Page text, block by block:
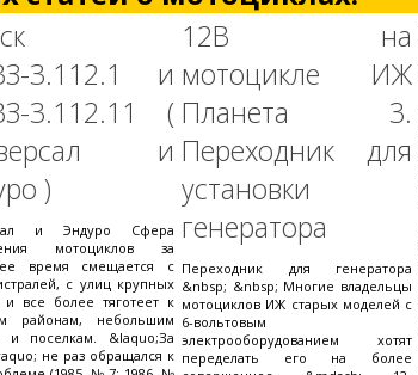
3.112.1 и
3.112.11 (
и
)
и Эндуро Сфера
мотоциклов за
время смещается с
с улиц крупных
и все более тяготеет к
районам, небольшим
и поселкам. &laquo;За
не раз обращался к
12В на
мотоцикле ИЖ
Планета 3.
Переходник для
установки
генератора
Переходник для генератора
&nbsp; &nbsp; Многие владельцы
мотоциклов ИЖ старых моделей с
6-вольтовым
электрооборудованием хотят
переделать его на более